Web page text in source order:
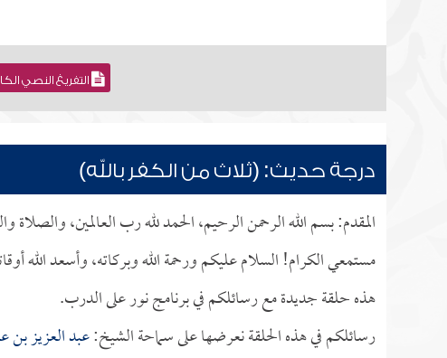
التفريغ النصي
درجة حديث: (ثلاث من الكفر بالله)
المقدم: بسم الله الرحمن الرحيم، الحمد لله رب العالمين،
مستمعي الكرام! السلام عليكم ورحمة الله وبركاته، وأسعد الله
هذه حلقة جديدة مع رسائلكم في برنامج نور على الدرب.
رسائلكم في هذه الحلقة نعرضها على سماحة الشيخ:عبد العزيز بن